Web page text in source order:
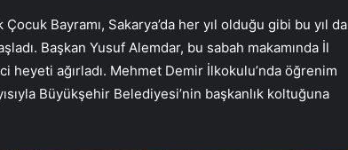
Bayramı, Sakarya’da her yıl olduğu gibi bu yıl da
Başkan Yusuf Alemdar, bu sabah makamında İl
ağırladı. Mehmet Demir İlkokulu’nda öğrenim
Büyükşehir Belediyesi’nin başkanlık koltuğuna